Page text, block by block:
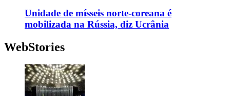
Unidade de mísseis norte-coreana é
mobilizada na Rússia, diz Ucrânia
WebStories